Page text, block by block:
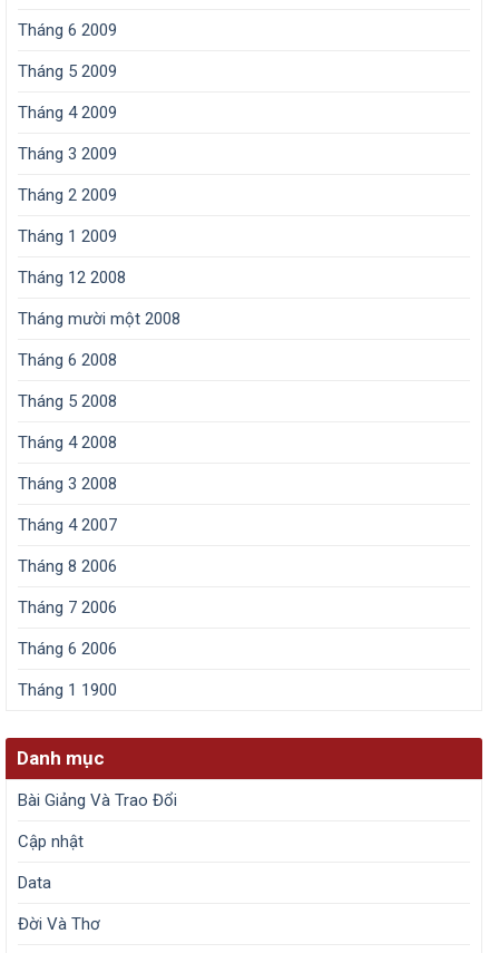
Tháng 6 2009
Tháng 5 2009
Tháng 4 2009
Tháng 3 2009
Tháng 2 2009
Tháng 1 2009
Tháng 12 2008
Tháng mười một 2008
Tháng 6 2008
Tháng 5 2008
Tháng 4 2008
Tháng 3 2008
Tháng 4 2007
Tháng 8 2006
Tháng 7 2006
Tháng 6 2006
Tháng 1 1900
Danh mục
Bài Giảng Và Trao Đổi
Cập nhật
Data
Đời Và Thơ